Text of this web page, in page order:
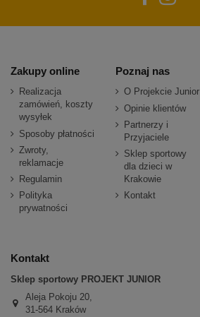
Zakupy online
Realizacja
zamówień, koszty
wysyłek
Sposoby płatności
Zwroty,
reklamacje
Regulamin
Polityka
prywatności
Poznaj nas
O Projekcie Junior
Opinie klientów
Partnerzy i
Przyjaciele
Sklep sportowy
dla dzieci w
Krakowie
Kontakt
Kontakt
Sklep sportowy PROJEKT JUNIOR
Aleja Pokoju 20,
31-564 Kraków